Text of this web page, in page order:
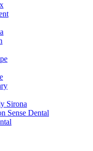
Sirona
Sense Dental